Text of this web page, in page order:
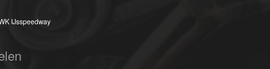
IJsspeedway